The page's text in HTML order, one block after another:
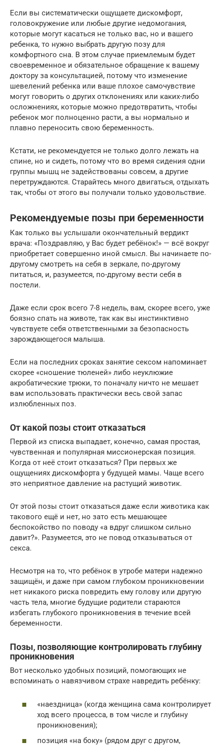
Если вы систематически ощущаете дискомфорт,
головокружение или любые другие недомогания,
которые могут касаться не только вас, но и вашего
ребенка, то нужно выбрать другую позу для
комфортного сна. В этом случае приемлемым будет
своевременное и обязательное обращение к вашему
доктору за консультацией, потому что изменение
шевелений ребенка или ваше плохое самочувствие
могут говорить о других отклонениях или каких-либо
осложнениях, которые можно предотвратить, чтобы
ребенок мог полноценно расти, а вы нормально и
плавно переносить свою беременность.
Кстати, не рекомендуется не только долго лежать на
спине, но и сидеть, потому что во время сидения одни
группы мышц не задействованы совсем, а другие
перетруждаются. Старайтесь много двигаться, отдыхать
так, чтобы от этого вы получали только удовольствие.
Рекомендуемые позы при беременности
Как только вы услышали окончательный вердикт
врача: «Поздравляю, у Вас будет ребёнок!» — всё вокруг
приобретает совершенно иной смысл. Вы начинаете по-
другому смотреть на себя в зеркале, по-другому
питаться, и, разумеется, по-другому вести себя в
постели.
Даже если срок всего 7-8 недель, вам, скорее всего, уже
боязно спать на животе, так как вы инстинктивно
чувствуете себя ответственными за безопасность
зарождающегося малыша.
Если на последних сроках занятие сексом напоминает
скорее «сношение тюленей» либо неуклюжие
акробатические трюки, то поначалу ничто не мешает
вам использовать практически весь свой запас
излюбленных поз.
От какой позы стоит отказаться
Первой из списка выпадает, конечно, самая простая,
чувственная и популярная миссионерская позиция.
Когда от неё стоит отказаться? При первых же
ощущениях дискомфорта у будущей мамы. Чаще всего
это неприятное давление на растущий животик.
От этой позы стоит отказаться даже если животика как
такового ещё и нет, но зато есть мешающее
беспокойство по поводу «а вдруг слишком сильно
давит?». Разумеется, это не повод отказываться от
секса.
Несмотря на то, что ребёнок в утробе матери надежно
защищён, и даже при самом глубоком проникновении
нет никакого риска повредить ему голову или другую
часть тела, многие будущие родители стараются
избегать глубокого проникновения в течение всей
беременности.
Позы, позволяющие контролировать глубину
проникновения
Вот несколько удобных позиций, помогающих не
вспоминать о навязчивом страхе навредить ребёнку:
«наездница» (когда женщина сама контролирует
ход всего процесса, в том числе и глубину
проникновения);
позиция «на боку» (рядом друг с другом,